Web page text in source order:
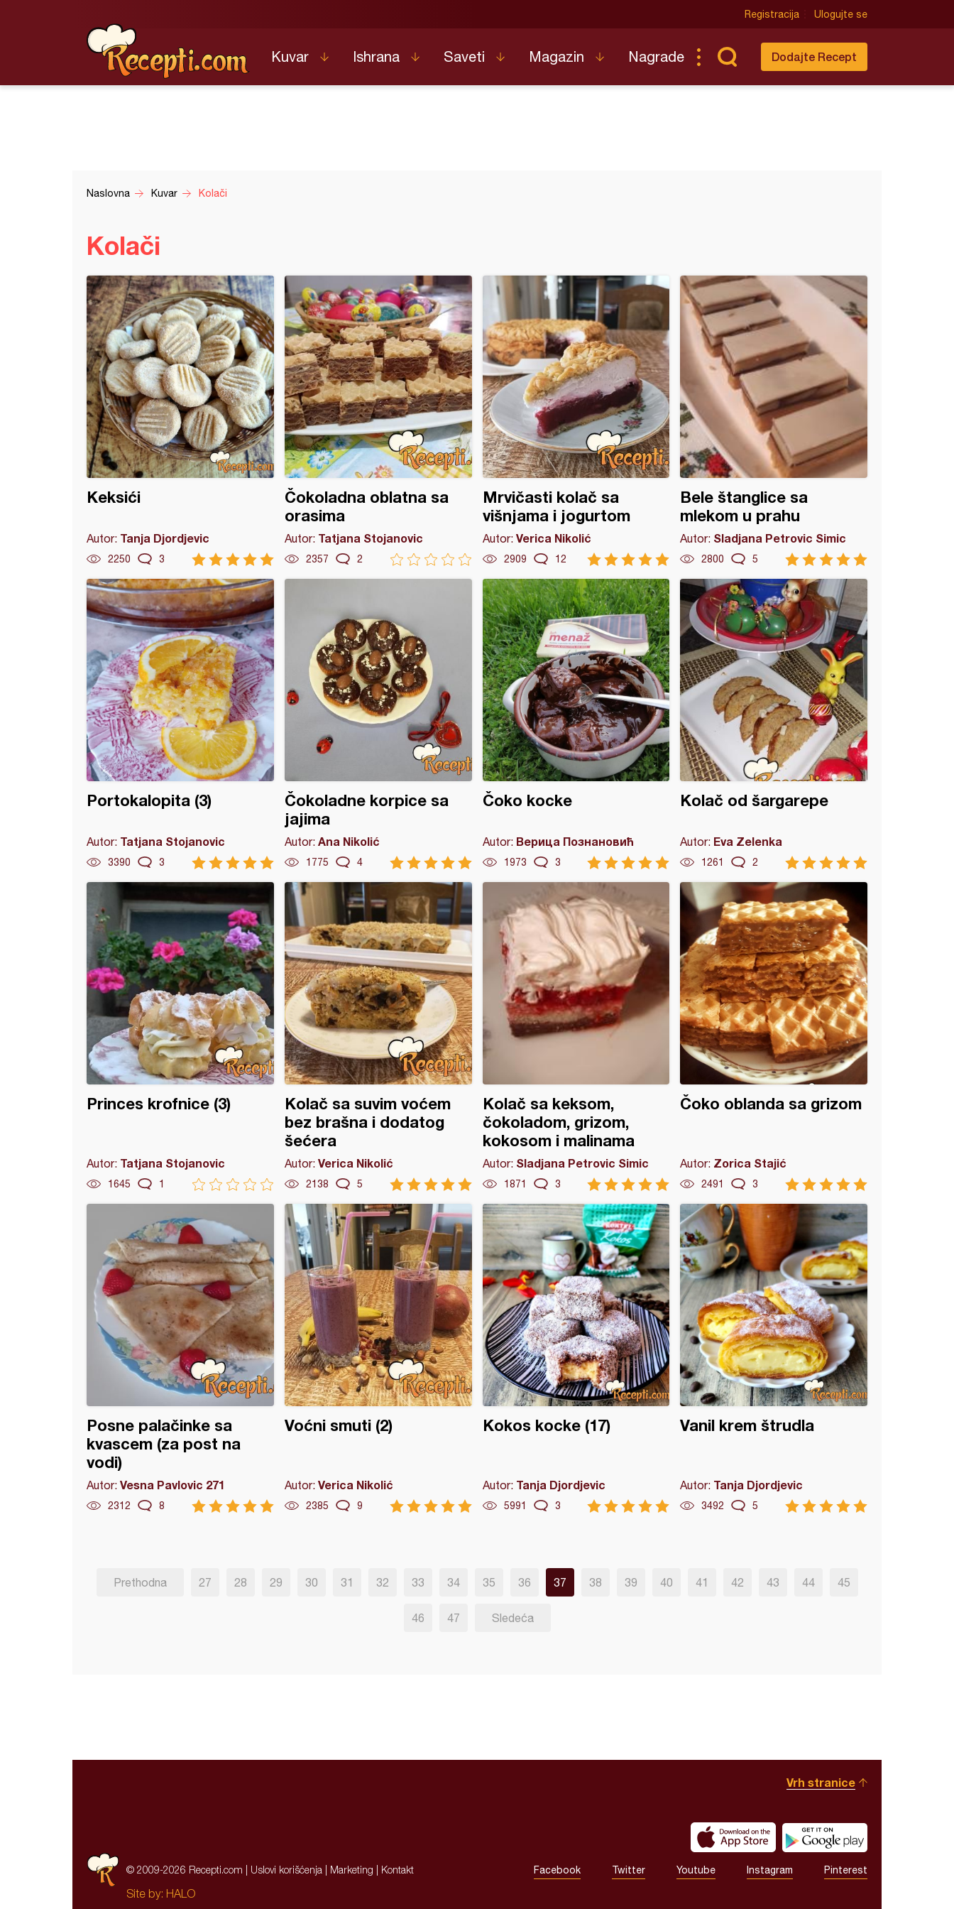
Registracija Ulogujte se
Kuvar Ishrana Saveti Magazin Nagrade Dodajte Recept
Naslovna Kuvar Kolači
Kolači
Keksići
Autor: Tanja Djordjevic
2250 3
Čokoladna oblatna sa
orasima
Autor: Tatjana Stojanovic
2357 2
Mrvičasti kolač sa
višnjama i jogurtom
Autor: Verica Nikolić
2909 12
Bele štanglice sa
mlekom u prahu
Autor: Sladjana Petrovic Simic
2800 5
sa mlekom u prahu
Portokalopita (3)
Autor: Tatjana Stojanovic
3390 3
Čokoladne korpice sa
jajima
Autor: Ana Nikolić
1775 4
Čoko kocke
Autor: Верица Познановић
1973 3
Kolač od šargarepe
Autor: Eva Zelenka
1261 2
Princes krofnice (3)
Autor: Tatjana Stojanovic
1645 1
Kolač sa suvim voćem
bez brašna i dodatog
šećera
Autor: Verica Nikolić
2138 5
Kolač sa keksom,
čokoladom, grizom,
kokosom i malinama
Autor: Sladjana Petrovic Simic
1871 3
Čoko oblanda sa grizom
Autor: Zorica Stajić
2491 3
sa grizom
Posne palačinke sa
kvascem (za post na
vodi)
Autor: Vesna Pavlovic 271
2312 8
Voćni smuti (2)
Autor: Verica Nikolić
2385 9
Kokos kocke (17)
Autor: Tanja Djordjevic
5991 3
Vanil krem štrudla
Autor: Tanja Djordjevic
3492 5
Prethodna 27 28 29 30 31 32 33 34 35 36 37 38 39 40 41 42 43 44 45
46 47 Sledeća
Vrh stranice
© 2009-2026 Recepti.com | Uslovi korišćenja Marketing Kontakt Facebook Twitter Youtube Instagram Pinterest
Site by: HALO